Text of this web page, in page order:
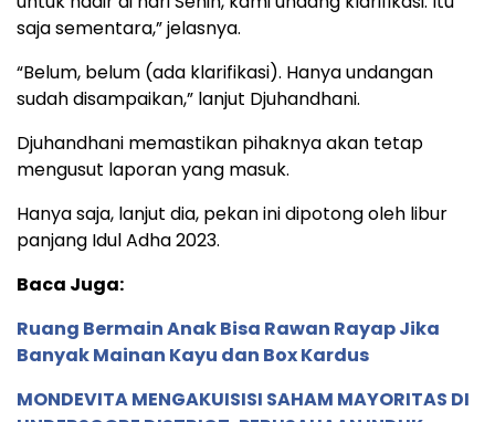
saja sementara,” jelasnya.
“Belum, belum (ada klarifikasi). Hanya undangan
sudah disampaikan,” lanjut Djuhandhani.
Djuhandhani memastikan pihaknya akan tetap
mengusut laporan yang masuk.
Hanya saja, lanjut dia, pekan ini dipotong oleh libur
panjang Idul Adha 2023.
Baca Juga:
Ruang Bermain Anak Bisa Rawan Rayap Jika
Banyak Mainan Kayu dan Box Kardus
MONDEVITA MENGAKUISISI SAHAM MAYORITAS DI